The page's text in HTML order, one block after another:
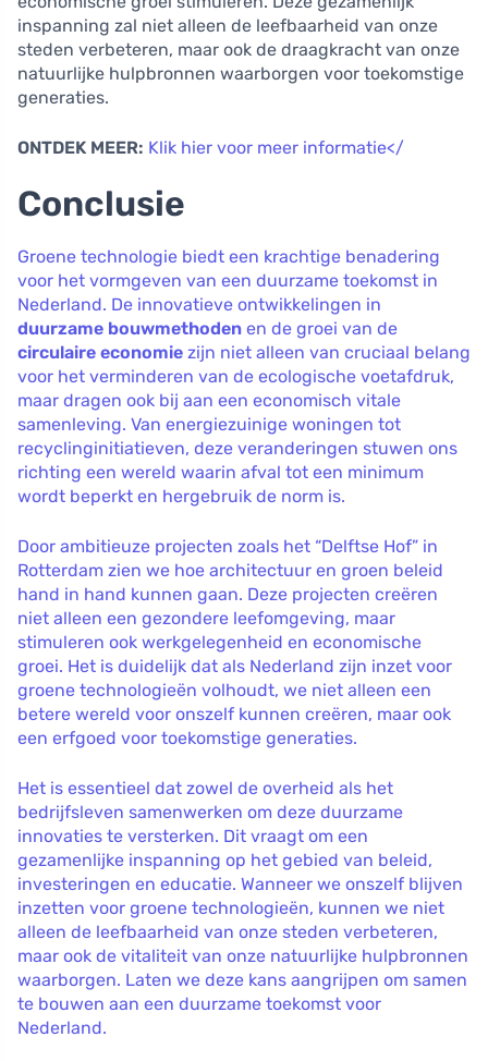
inspanning zal niet alleen de leefbaarheid van onze
steden verbeteren, maar ook de draagkracht van onze
natuurlijke hulpbronnen waarborgen voor toekomstige
generaties.
ONTDEK MEER: Klik hier voor meer informatie</
Conclusie
Groene technologie biedt een krachtige benadering
voor het vormgeven van een duurzame toekomst in
Nederland. De innovatieve ontwikkelingen in
duurzame bouwmethoden en de groei van de
circulaire economie zijn niet alleen van cruciaal belang
voor het verminderen van de ecologische voetafdruk,
maar dragen ook bij aan een economisch vitale
samenleving. Van energiezuinige woningen tot
recyclinginitiatieven, deze veranderingen stuwen ons
richting een wereld waarin afval tot een minimum
wordt beperkt en hergebruik de norm is.
Door ambitieuze projecten zoals het “Delftse Hof” in
Rotterdam zien we hoe architectuur en groen beleid
hand in hand kunnen gaan. Deze projecten creëren
niet alleen een gezondere leefomgeving, maar
stimuleren ook werkgelegenheid en economische
groei. Het is duidelijk dat als Nederland zijn inzet voor
groene technologieën volhoudt, we niet alleen een
betere wereld voor onszelf kunnen creëren, maar ook
een erfgoed voor toekomstige generaties.
Het is essentieel dat zowel de overheid als het
bedrijfsleven samenwerken om deze duurzame
innovaties te versterken. Dit vraagt om een
gezamenlijke inspanning op het gebied van beleid,
investeringen en educatie. Wanneer we onszelf blijven
inzetten voor groene technologieën, kunnen we niet
alleen de leefbaarheid van onze steden verbeteren,
maar ook de vitaliteit van onze natuurlijke hulpbronnen
waarborgen. Laten we deze kans aangrijpen om samen
te bouwen aan een duurzame toekomst voor
Nederland.